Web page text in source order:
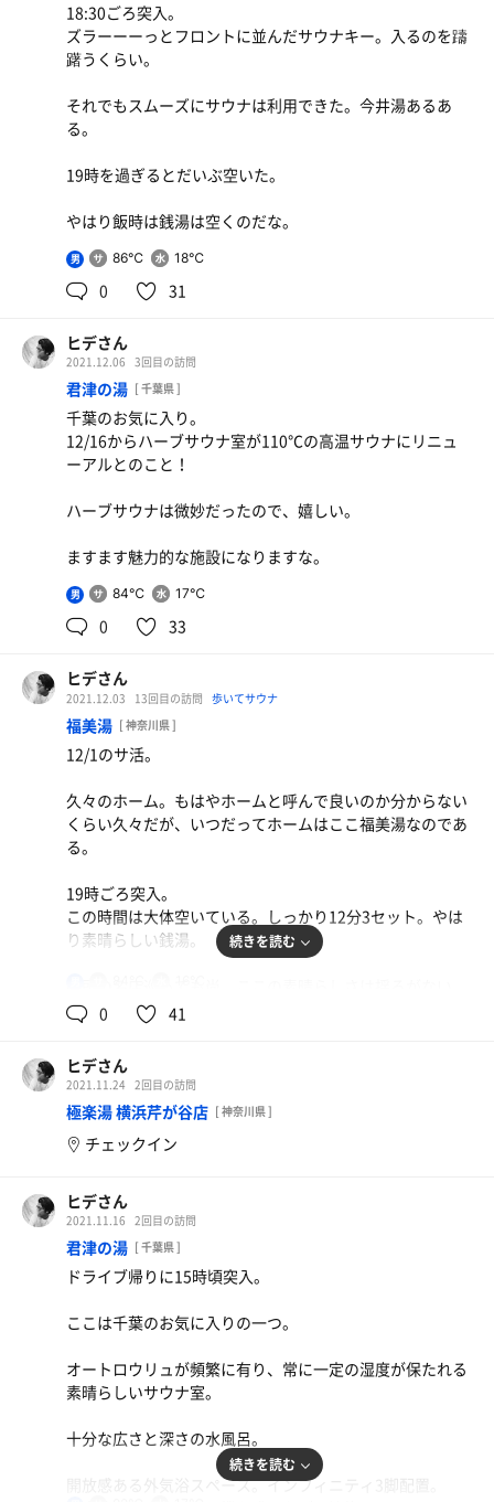
18:30ごろ突入。
ズラーーーっとフロントに並んだサウナキー。入るのを躊
躇うくらい。
それでもスムーズにサウナは利用できた。今井湯あるあ
る。
19時を過ぎるとだいぶ空いた。
やはり飯時は銭湯は空くのだな。
男 86℃ 18℃
0 31
ヒデさん
2021.12.06 3回目の訪問
君津の湯 [ 千葉県 ]
千葉のお気に入り。
12/16からハーブサウナ室が110℃の高温サウナにリニュ
ーアルとのこと！
ハーブサウナは微妙だったので、嬉しい。
ますます魅力的な施設になりますな。
男 84℃ 17℃
0 33
ヒデさん
2021.12.03 13回目の訪問 歩いてサウナ
福美湯 [ 神奈川県 ]
12/1のサ活。
久々のホーム。もはやホームと呼んで良いのか分からない
くらい久々だが、いつだってホームはここ福美湯なのであ
る。
19時ごろ突入。
この時間は大体空いている。しっかり12分3セット。やは
り素晴らしい銭湯。
続きを読む
0 41
ヒデさん
2021.11.24 2回目の訪問
極楽湯 横浜芹が谷店 [ 神奈川県 ]
チェックイン
ヒデさん
2021.11.16 2回目の訪問
君津の湯 [ 千葉県 ]
ドライブ帰りに15時頃突入。
ここは千葉のお気に入りの一つ。
オートロウリュが頻繁に有り、常に一定の湿度が保たれる
素晴らしいサウナ室。
十分な広さと深さの水風呂。
開放感ある外気浴スペース。インフィニティ3脚配置。
続きを読む